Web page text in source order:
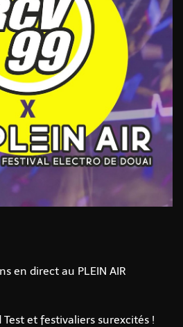
en direct au PLEIN AIR
et festivaliers surexcités !